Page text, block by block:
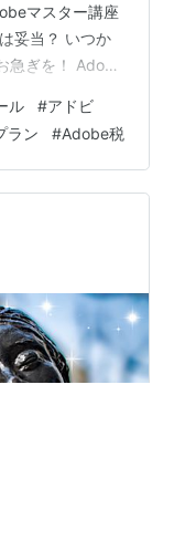
マスター講座
妥当？ いつか
急ぎを！ Adobe
ル #アドビ
ラン #Adobe税